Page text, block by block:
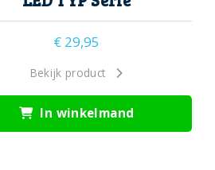
€29,95
Bekijk product
In winkelmand